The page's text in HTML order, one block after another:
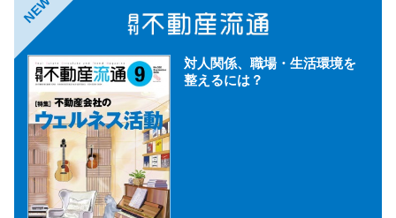
NEW
対人関係、職場・生活環境を
整えるには？